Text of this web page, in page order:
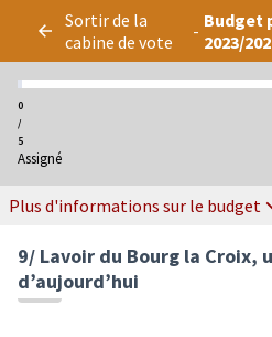
Sortir de la
cabine de vote
- Budget
2023/
0
/
5
Assigné
Plus d'informations sur le budget
9/ Lavoir du Bourg la Croix,
d’aujourd’hui
Panneau de gestion des cookies